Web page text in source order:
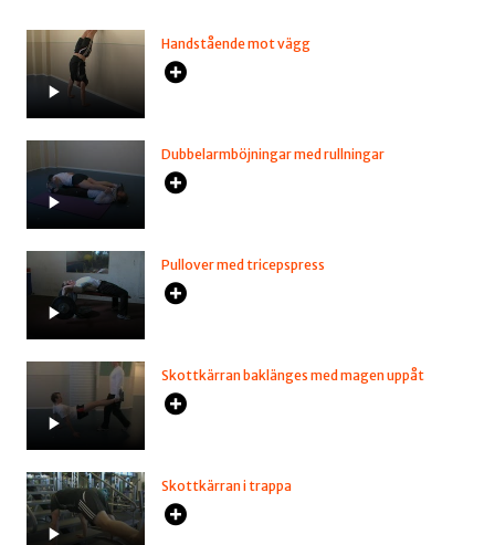
Handstående mot vägg
Dubbelarmböjningar med rullningar
Pullover med tricepspress
Skottkärran baklänges med magen uppåt
Skottkärran i trappa